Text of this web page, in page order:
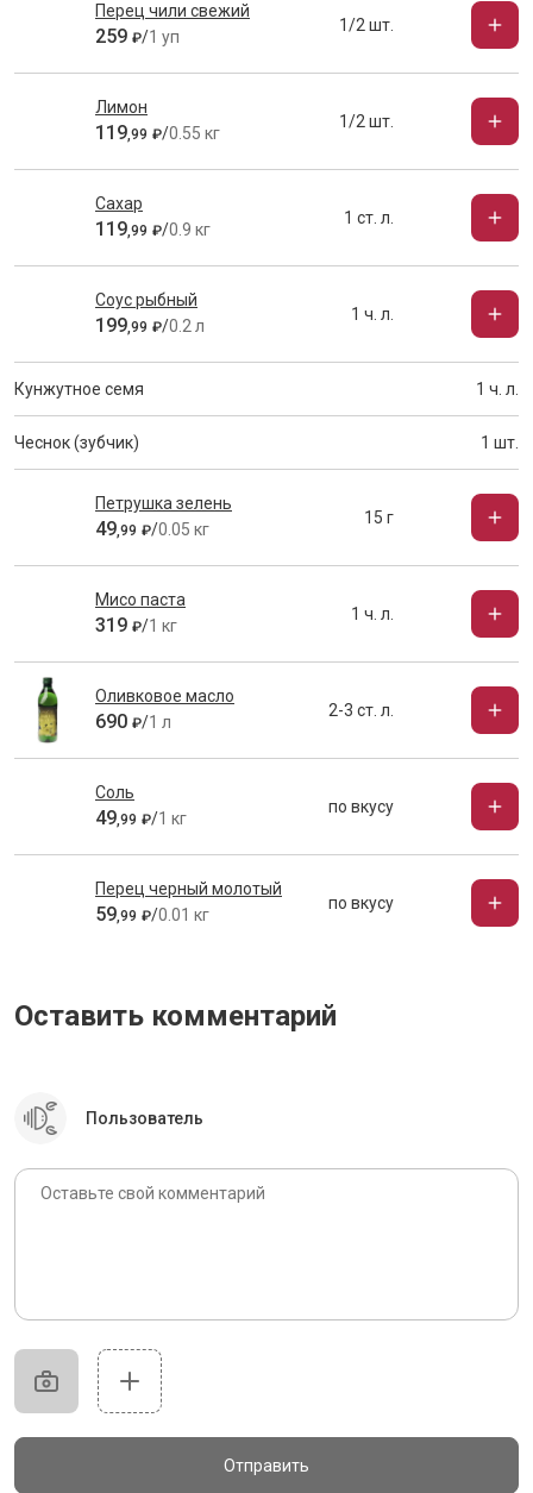
Перец чили свежий
259 ₽/1 уп
1/2 шт.
Лимон
119,99 ₽/0.55 кг
1/2 шт.
Сахар
119,99 ₽/0.9 кг
1 ст. л.
Соус рыбный
199,99 ₽/0.2 л
1 ч. л.
Кунжутное семя 1 ч. л.
Чеснок (зубчик) 1 шт.
Петрушка зелень
49,99 ₽/0.05 кг
15 г
Мисо паста
319 ₽/1 кг
1 ч. л.
Оливковое масло
690 ₽/1 л
2-3 ст. л.
Соль
49,99 ₽/1 кг
по вкусу
Перец черный молотый
59,99 ₽/0.01 кг
по вкусу
Оставить комментарий
Пользователь
Отправить